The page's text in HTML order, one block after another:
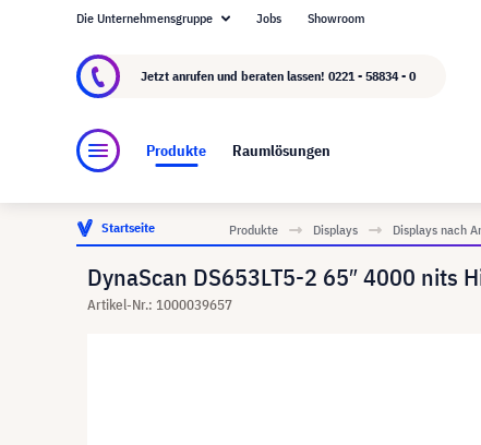
Über visunext.de
Die Unternehmensgruppe Jobs Showroom
Jetzt anrufen und beraten lassen! 0221 - 58834 - 0
Produkte Raumlösungen
Startseite Produkte Displays Displays nach
DynaScan DS653LT5-2 65″ 4000 nits
Artikel-Nr.: 1000039657